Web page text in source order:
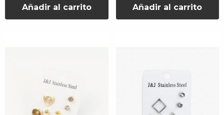
Añadir al carrito Añadir al carrito